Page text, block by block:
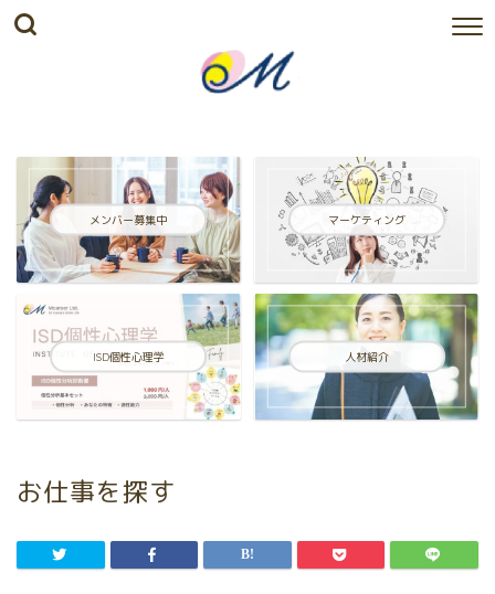
メンバー募集中 マーケティング
ISD個性心理学 人材紹介
お仕事を探す